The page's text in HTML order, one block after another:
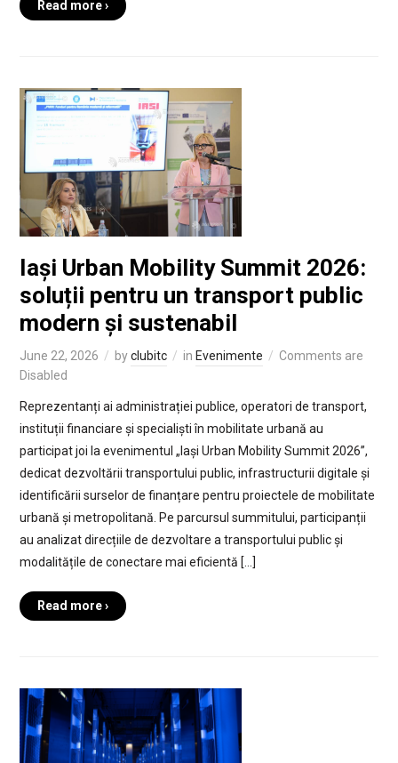
Read more ›
Iași Urban Mobility Summit 2026:
soluții pentru un transport public
modern și sustenabil
June 22, 2026 byclubitc in Evenimente
Comments are
Disabled
Reprezentanți ai administrației publice, operatori de transport,
instituții financiare și specialiști în mobilitate urbană au
participat joi la evenimentul „Iași Urban Mobility Summit 2026”,
dedicat dezvoltării transportului public, infrastructurii digitale și
identificării surselor de finanțare pentru proiectele de mobilitate
urbană și metropolitană. Pe parcursul summitului, participanții
au analizat direcțiile de dezvoltare a transportului public și
modalitățile de conectare mai eficientă […]
Read more ›